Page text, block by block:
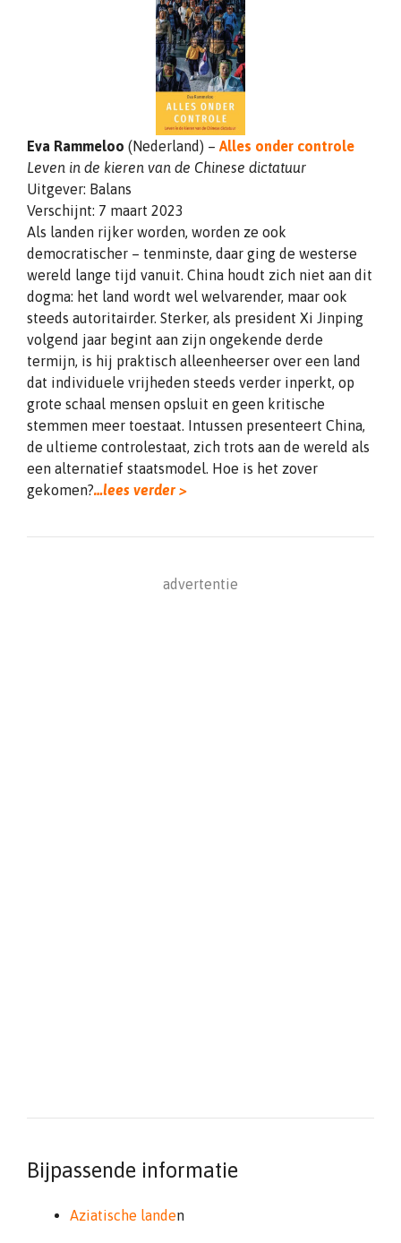
Eva Rammeloo (Nederland) – Alles onder controle
Leven in de kieren van de Chinese dictatuur
Uitgever: Balans
Verschijnt: 7 maart 2023
Als landen rijker worden, worden ze ook
democratischer – tenminste, daar ging de westerse
wereld lange tijd vanuit. China houdt zich niet aan dit
dogma: het land wordt wel welvarender, maar ook
steeds autoritairder. Sterker, als president Xi Jinping
volgend jaar begint aan zijn ongekende derde
termijn, is hij praktisch alleenheerser over een land
dat individuele vrijheden steeds verder inperkt, op
grote schaal mensen opsluit en geen kritische
stemmen meer toestaat. Intussen presenteert China,
de ultieme controlestaat, zich trots aan de wereld als
een alternatief staatsmodel. Hoe is het zover
gekomen?…lees verder >
advertentie
Bijpassende informatie
Aziatische landen